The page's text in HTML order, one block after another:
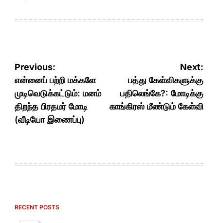
Post
navigation
Previous:
என்னைப் பற்றி மக்களே
முடிவெடுக்கட்டும்: மனம்
திறந்த பிரதமர் மோடி
(வீடியோ இணைப்பு)
Next:
பத்து கேள்விகளுக்கு
பதிலெங்கே?: மோடிக்கு
காங்கிரஸ் மீண்டும் கேள்வி
RECENT POSTS